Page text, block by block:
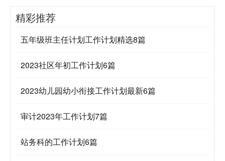
精彩推荐
五年级班主任计划工作计划精选8篇
2023社区年初工作计划6篇
2023幼儿园幼小衔接工作计划最新6篇
审计2023年工作计划7篇
站务科的工作计划6篇